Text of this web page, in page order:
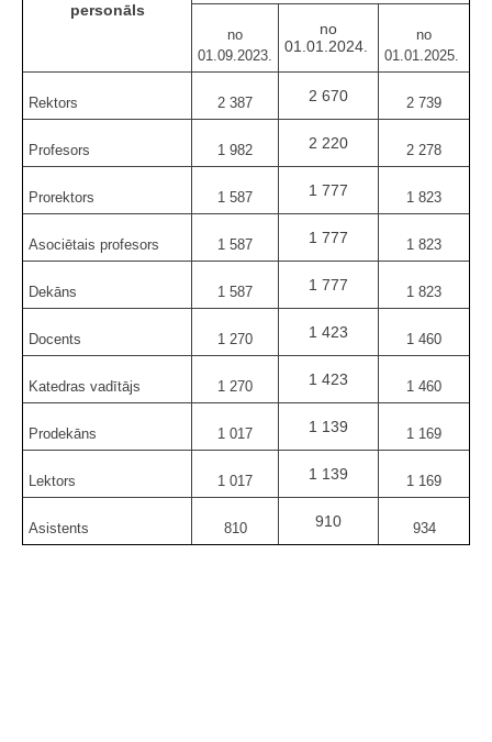
personāls
no
01.09.2023.
no
01.01.2024.
no
01.01.2025.
Rektors 2 387 2 670 2 739
Profesors 1 982 2 220 2 278
Prorektors 1 587 1 777 1 823
Asociētais profesors 1 587 1 777 1 823
Dekāns 1 587 1 777 1 823
Docents 1 270 1 423 1 460
Katedras vadītājs 1 270 1 423 1 460
Prodekāns 1 017 1 139 1 169
Lektors 1 017 1 139 1 169
Asistents 810 910 934